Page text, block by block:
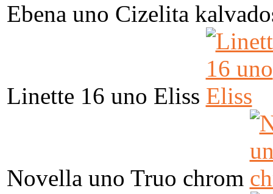
Ebena uno Cizelita
Linette 16 uno Eliss
Novella uno Truo chrom